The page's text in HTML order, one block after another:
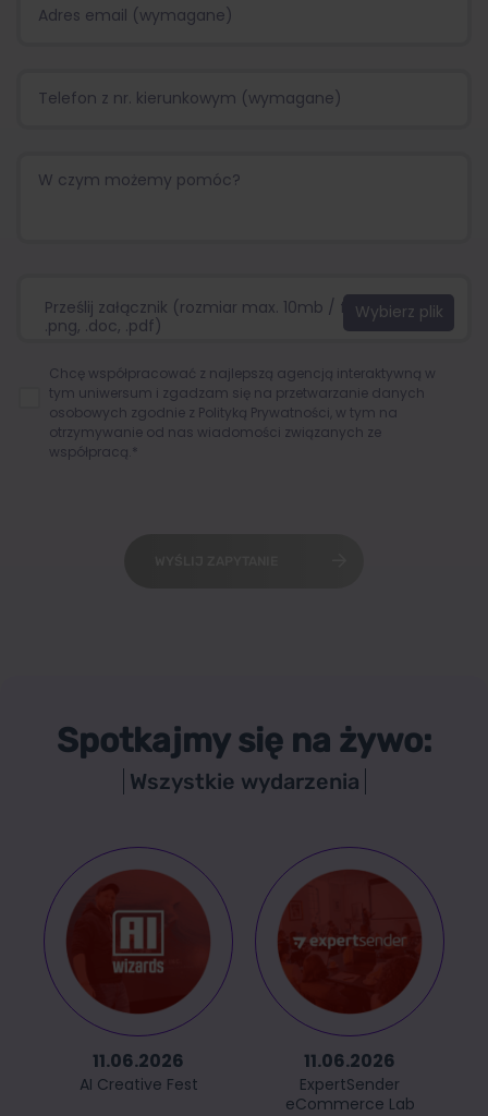
Prześlij załącznik (rozmiar max. 10mb / format:.jpg,
.png, .doc, .pdf)
Chcę współpracować z najlepszą agencją interaktywną w
tym uniwersum i zgadzam się na przetwarzanie danych
osobowych zgodnie z Polityką Prywatności , w tym na
otrzymywanie od nas wiadomości związanych ze
współpracą.*
Spotkajmy się na żywo:
Wszystkie wydarzenia
11.06.2026
AI Creative Fest
11.06.2026
ExpertSender
eCommerce Lab